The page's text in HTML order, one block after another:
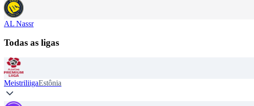
AL Nassr
Todas as ligas
MeistriliigaEstônia